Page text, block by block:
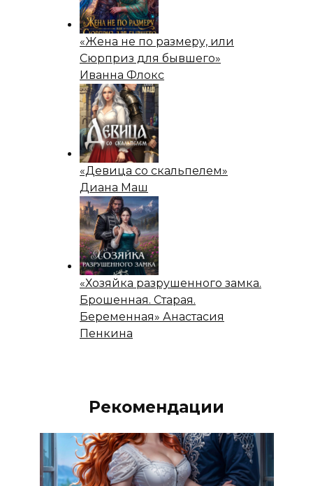
«Жена не по размеру, или
Сюрприз для бывшего»
Иванна Флокс
«Девица со скальпелем»
Диана Маш
«Хозяйка разрушенного замка.
Брошенная. Старая.
Беременная» Анастасия
Пенкина
Рекомендации